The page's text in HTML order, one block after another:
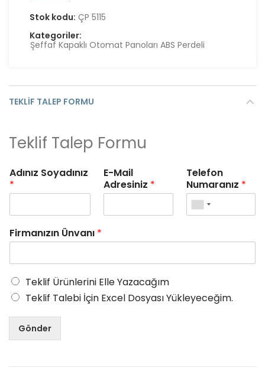
Stok kodu: ÇP 5115
Kategoriler:
Şeffaf Kapaklı Otomat Panoları ABS Perdeli
TEKLIF TALEP FORMU
Teklif Talep Formu
Adınız Soyadınız
*
E-Mail
Adresiniz *
Telefon
Numaranız *
Firmanızın Ünvanı *
Teklif Ürünlerini Elle Yazacağım
Teklif Talebi İçin Excel Dosyası Yükleyeceğim.
Gönder